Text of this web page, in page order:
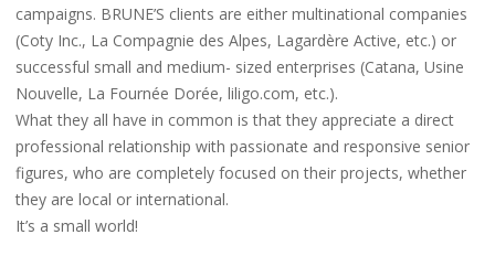
campaigns. BRUNE’S clients are either multinational companies
(Coty Inc., La Compagnie des Alpes, Lagardère Active, etc.) or
successful small and medium- sized enterprises (Catana, Usine
Nouvelle, La Fournée Dorée, liligo.com, etc.).
What they all have in common is that they appreciate a direct
professional relationship with passionate and responsive senior
figures, who are completely focused on their projects, whether
they are local or international.
It’s a small world!